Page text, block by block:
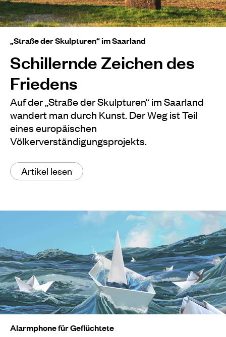
„Straße der Skulpturen“ im Saarland
Schillernde Zeichen des
Friedens
Auf der „Straße der Skulpturen“ im Saarland
wandert man durch Kunst. Der Weg ist Teil
eines europäischen
Völkerverständigungsprojekts.
Artikel lesen
Alarmphone für Geflüchtete